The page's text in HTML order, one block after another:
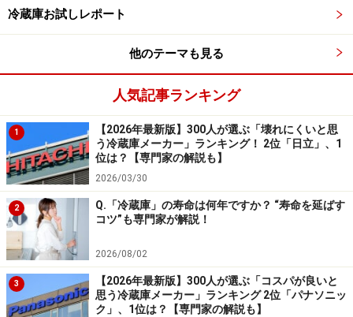
冷蔵庫お試しレポート
他のテーマも見る
人気記事ランキング
1
【2026年最新版】300人が選ぶ「壊れにくいと思
う冷蔵庫メーカー」ランキング！ 2位「日立」、1
位は？【専門家の解説も】
2026/03/30
2
Q.「冷蔵庫」の寿命は何年ですか？ “寿命を延ばす
コツ”も専門家が解説！
2026/08/02
3
【2026年最新版】300人が選ぶ「コスパが良いと
思う冷蔵庫メーカー」ランキング 2位「パナソニッ
ク」、1位は？【専門家の解説も】